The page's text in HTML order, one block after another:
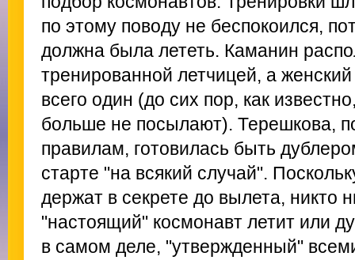
по этому поводу не беспокоился,
должна была лететь. Каманин
тренированной летчицей, а
всего один (до сих пор, как
больше не посылают). Терешкова,
правилам, готовилась быть
старте "на всякий случай".
держат в секрете до вылета, никто
"настоящий" космонавт летит или
в самом деле, "утвержденный"